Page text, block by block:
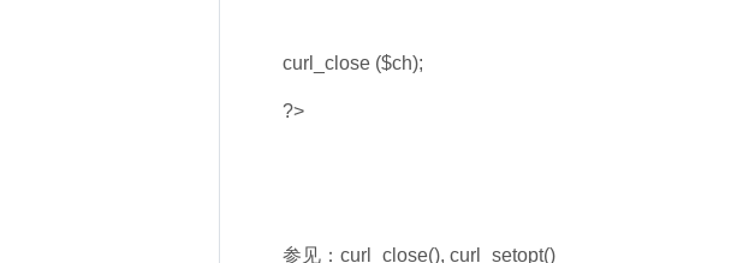
curl_close ($ch);
?>
参见：curl_close(), curl_setopt()